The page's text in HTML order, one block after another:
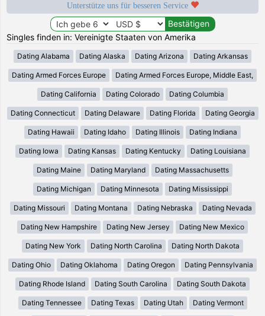
Unterstütze uns für besseren Service
Singles finden in: Vereinigte Staaten von Amerika
Dating Alabama Dating Alaska Dating Arizona Dating Arkansas
Dating Armed Forces Europe Dating Armed Forces Europe, Middle East,
Dating California Dating Colorado Dating Columbia
Dating Connecticut Dating Delaware Dating Florida Dating Georgia
Dating Hawaii Dating Idaho Dating Illinois Dating Indiana
Dating Iowa Dating Kansas Dating Kentucky Dating Louisiana
Dating Maine Dating Maryland Dating Massachusetts
Dating Michigan Dating Minnesota Dating Mississippi
Dating Missouri Dating Montana Dating Nebraska Dating Nevada
Dating New Hampshire Dating New Jersey Dating New Mexico
Dating New York Dating North Carolina Dating North Dakota
Dating Ohio Dating Oklahoma Dating Oregon Dating Pennsylvania
Dating Rhode Island Dating South Carolina Dating South Dakota
Dating Tennessee Dating Texas Dating Utah Dating Vermont